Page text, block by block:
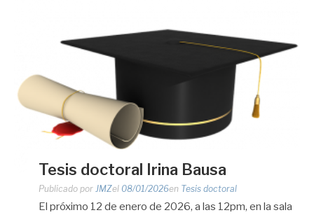
Tesis doctoral Irina Bausa
Publicado por JMZel 08/01/2026en Tesis doctoral
El próximo 12 de enero de 2026, a las 12pm, en la sala